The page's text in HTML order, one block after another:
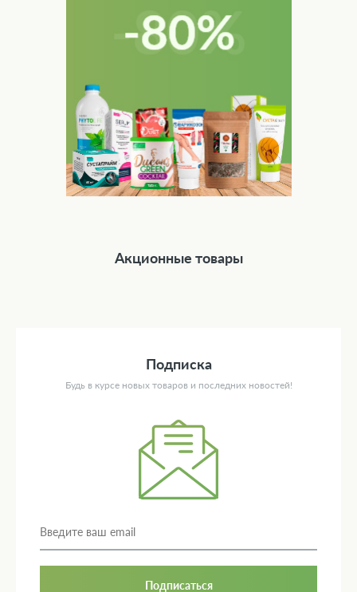
Акционные товары
Подписка
Будь в курсе новых товаров и последних новостей!
Подписаться